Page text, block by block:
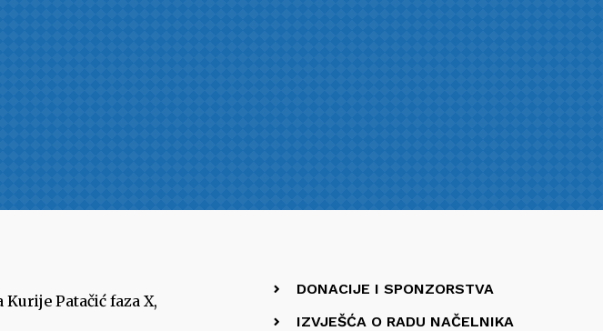
Patačić faza X,
DONACIJE I SPONZORSTVA
IZVJEŠĆA O RADU NAČELNIKA